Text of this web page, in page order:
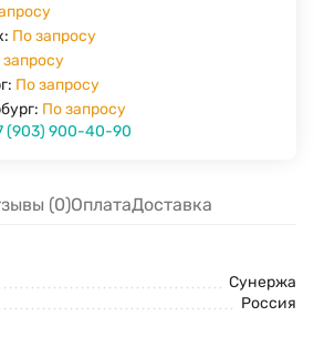
По запросу
По запросу
По запросу
(903) 900-40-90
(0)ОплатаДоставка
Сунержа
Россия